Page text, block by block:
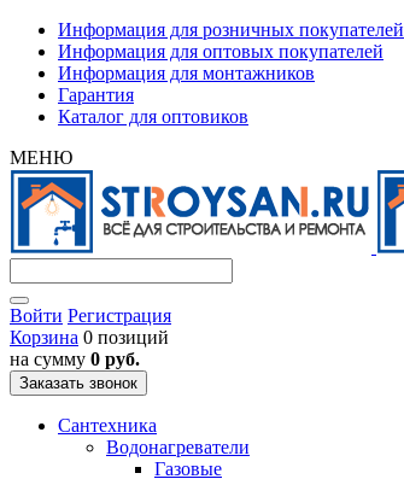
Информация для розничных покупателей
Информация для оптовых покупателей
Информация для монтажников
Гарантия
Каталог для оптовиков
МЕНЮ
Войти Регистрация
Корзина 0 позиций
на сумму 0 руб.
Заказать звонок
Сантехника
Водонагреватели
Газовые